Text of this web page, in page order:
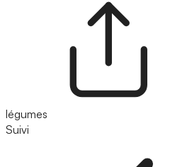
légumes
Suivi